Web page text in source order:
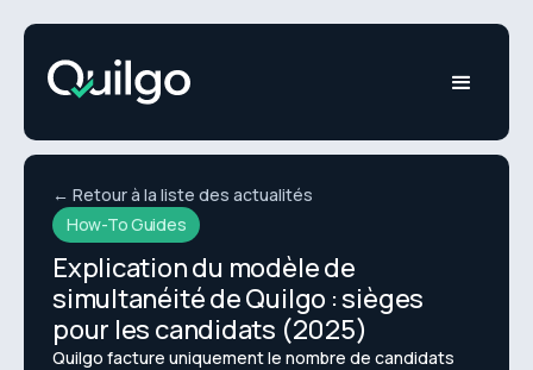
← Retour à la liste des actualités
How-To Guides
Explication du modèle de
simultanéité de Quilgo : sièges
pour les candidats (2025)
Quilgo facture uniquement le nombre de candidats